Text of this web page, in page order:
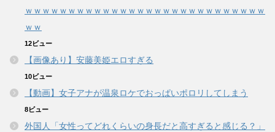
ｗｗｗｗｗｗｗｗｗｗｗｗｗｗｗｗｗｗｗｗｗｗｗｗｗｗｗｗ
ｗｗ
12ビュー
【画像あり】安藤美姫エロすぎる
10ビュー
【動画】女子アナが温泉ロケでおっぱいポロリしてしまう
8ビュー
外国人「女性ってどれくらいの身長だと高すぎると感じる？」